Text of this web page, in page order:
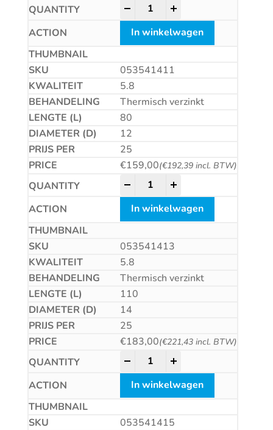
Betonschroef CS quantity
In winkelwagen
053541411
5.8
Thermisch verzinkt
80
12
25
€159,00(€192,39incl. BTW)
Betonschroef CS quantity
In winkelwagen
053541413
5.8
Thermisch verzinkt
110
14
25
€183,00(€221,43incl. BTW)
Betonschroef CS quantity
In winkelwagen
053541415